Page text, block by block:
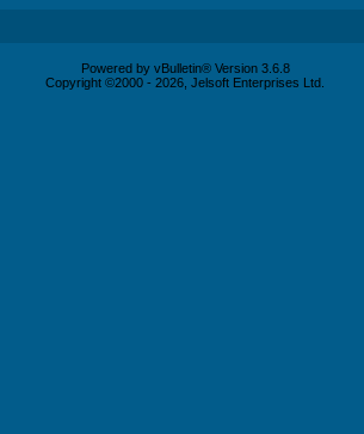
Powered by vBulletin® Version 3.6.8
Copyright ©2000 - 2026, Jelsoft Enterprises Ltd.